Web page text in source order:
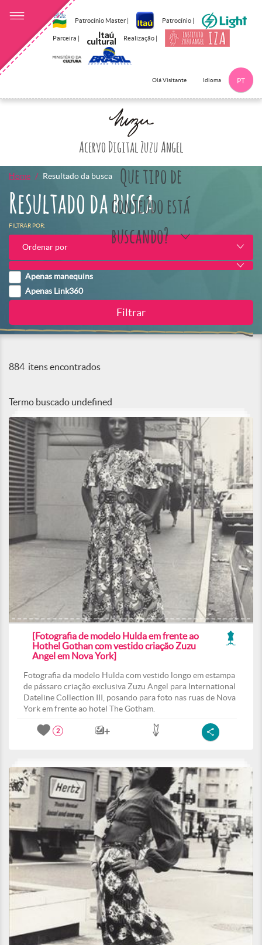
Patrocínio Master | Patrocínio |
Parceira | Realização |
Olá Visitante Idioma PT
Acervo Digital Zuzu Angel
Que tipo de
conteúdo está
buscando?
Home Resultado da busca
Resultado da busca
FILTRAR POR:
Ordenar por
Apenas manequins
Apenas Link360
884 itens encontrados
Termo buscado undefined
[Fotografia de modelo Hulda em frente ao
Hothel Gothan com vestido criação Zuzu
Angel em Nova York]
Fotografia da modelo Hulda com vestido longo em estampa
de pássaro criação exclusiva Zuzu Angel para International
Dateline Collection III, posando para foto nas ruas de Nova
York em frente ao hotel The Gotham.
2